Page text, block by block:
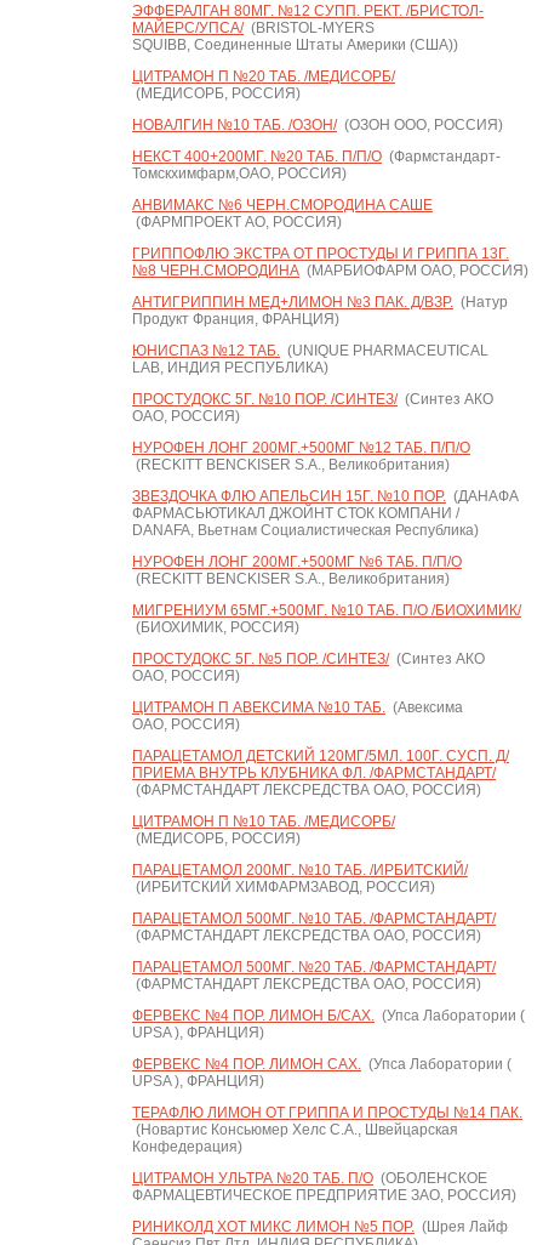
ЭФФЕРАЛГАН 80МГ. №12 СУПП. РЕКТ. /БРИСТОЛ-
МАЙЕРС/УПСА/(BRISTOL-MYERS
SQUIBB, Соединенные Штаты Америки (США))
ЦИТРАМОН П №20 ТАБ. /МЕДИСОРБ/
(МЕДИСОРБ, РОССИЯ)
НОВАЛГИН №10 ТАБ. /ОЗОН/(ОЗОН ООО, РОССИЯ)
НЕКСТ 400+200МГ. №20 ТАБ. П/П/О(Фармстандарт-
Томскхимфарм,ОАО, РОССИЯ)
АНВИМАКС №6 ЧЕРН.СМОРОДИНА САШЕ
(ФАРМПРОЕКТ АО, РОССИЯ)
ГРИППОФЛЮ ЭКСТРА ОТ ПРОСТУДЫ И ГРИППА 13Г.
№8 ЧЕРН.СМОРОДИНА(МАРБИОФАРМ ОАО, РОССИЯ)
АНТИГРИППИН МЕД+ЛИМОН №3 ПАК. Д/ВЗР.(Натур
Продукт Франция, ФРАНЦИЯ)
ЮНИСПАЗ №12 ТАБ.(UNIQUE PHARMACEUTICAL
LAB, ИНДИЯ РЕСПУБЛИКА)
ПРОСТУДОКС 5Г. №10 ПОР. /СИНТЕЗ/(Синтез АКО
ОАО, РОССИЯ)
НУРОФЕН ЛОНГ 200МГ.+500МГ №12 ТАБ. П/П/О
(RECKITT BENCKISER S.A., Великобритания)
ЗВЕЗДОЧКА ФЛЮ АПЕЛЬСИН 15Г. №10 ПОР.(ДАНАФА
ФАРМАСЬЮТИКАЛ ДЖОЙНТ СТОК КОМПАНИ /
DANAFA, Вьетнам Социалистическая Республика)
НУРОФЕН ЛОНГ 200МГ.+500МГ №6 ТАБ. П/П/О
(RECKITT BENCKISER S.A., Великобритания)
МИГРЕНИУМ 65МГ.+500МГ. №10 ТАБ. П/О /БИОХИМИК/
(БИОХИМИК, РОССИЯ)
ПРОСТУДОКС 5Г. №5 ПОР. /СИНТЕЗ/(Синтез АКО
ОАО, РОССИЯ)
ЦИТРАМОН П АВЕКСИМА №10 ТАБ.(Авексима
ОАО, РОССИЯ)
ПАРАЦЕТАМОЛ ДЕТСКИЙ 120МГ/5МЛ. 100Г. СУСП. Д/
ПРИЕМА ВНУТРЬ КЛУБНИКА ФЛ. /ФАРМСТАНДАРТ/
(ФАРМСТАНДАРТ ЛЕКСРЕДСТВА ОАО, РОССИЯ)
ЦИТРАМОН П №10 ТАБ. /МЕДИСОРБ/
(МЕДИСОРБ, РОССИЯ)
ПАРАЦЕТАМОЛ 200МГ. №10 ТАБ. /ИРБИТСКИЙ/
(ИРБИТСКИЙ ХИМФАРМЗАВОД, РОССИЯ)
ПАРАЦЕТАМОЛ 500МГ. №10 ТАБ. /ФАРМСТАНДАРТ/
(ФАРМСТАНДАРТ ЛЕКСРЕДСТВА ОАО, РОССИЯ)
ПАРАЦЕТАМОЛ 500МГ. №20 ТАБ. /ФАРМСТАНДАРТ/
(ФАРМСТАНДАРТ ЛЕКСРЕДСТВА ОАО, РОССИЯ)
ФЕРВЕКС №4 ПОР. ЛИМОН Б/САХ.(Упса Лаборатории (
UPSA ), ФРАНЦИЯ)
ФЕРВЕКС №4 ПОР. ЛИМОН САХ.(Упса Лаборатории (
UPSA ), ФРАНЦИЯ)
ТЕРАФЛЮ ЛИМОН ОТ ГРИППА И ПРОСТУДЫ №14 ПАК.
(Новартис Консьюмер Хелс С.А., Швейцарская
Конфедерация)
ЦИТРАМОН УЛЬТРА №20 ТАБ. П/О(ОБОЛЕНСКОЕ
ФАРМАЦЕВТИЧЕСКОЕ ПРЕДПРИЯТИЕ ЗАО, РОССИЯ)
РИНИКОЛД ХОТ МИКС ЛИМОН №5 ПОР.(Шрея Лайф